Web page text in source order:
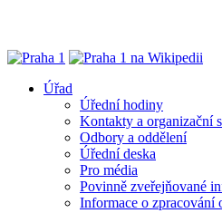
Úřad
Úřední hodiny
Kontakty a organizační
Odbory a oddělení
Úřední deska
Pro média
Povinně zveřejňované
Informace o zpracování